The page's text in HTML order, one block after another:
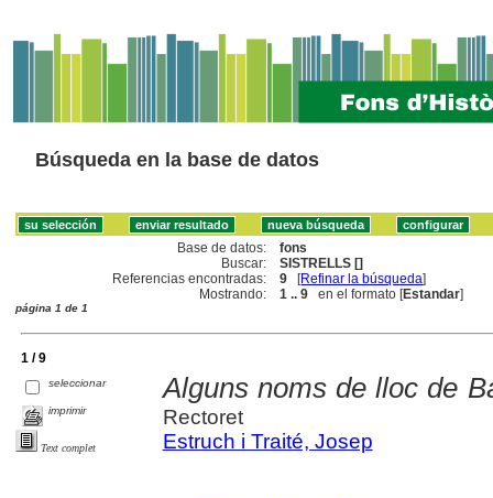
Búsqueda en la base de datos
Base de datos:
fons
Buscar:
SISTRELLS []
Referencias encontradas:
9 [Refinar la búsqueda]
Mostrando:
1 .. 9 en el formato [Estandar]
página 1 de 1
1 / 9
seleccionar
imprimir
Text complet
Alguns noms de lloc de
Rectoret
Estruch i Traité, Josep